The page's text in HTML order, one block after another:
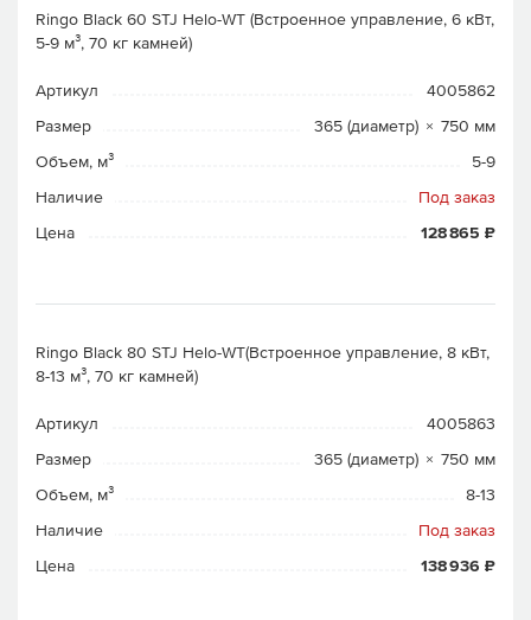
Ringo Black 60 STJ Helo-WT (Встроенное управление, 6 кВт,
5-9 м³, 70 кг камней)
Артикул
4005862
Размер
365 (диаметр) × 750 мм
Объем, м³
5-9
Наличие
Под заказ
Цена
128 865 ₽
Ringo Black 80 STJ Helo-WT(Встроенное управление, 8 кВт,
8-13 м³, 70 кг камней)
Артикул
4005863
Размер
365 (диаметр) × 750 мм
Объем, м³
8-13
Наличие
Под заказ
Цена
138 936 ₽